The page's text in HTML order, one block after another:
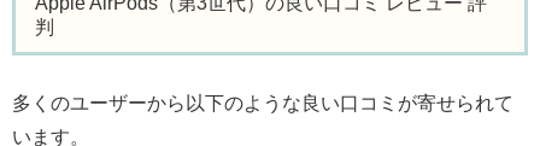
判
多くのユーザーから以下のような良い口コミが寄せられて
います。